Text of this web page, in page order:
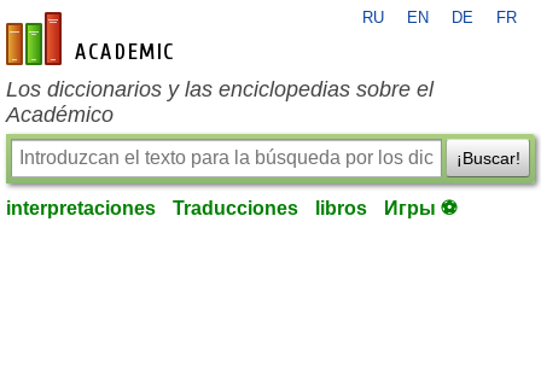
es-academic.com
RU EN DE FR
Los diccionarios y las enciclopedias sobre el
Académico
¡Buscar!
interpretaciones Traducciones libros Игры ⚽